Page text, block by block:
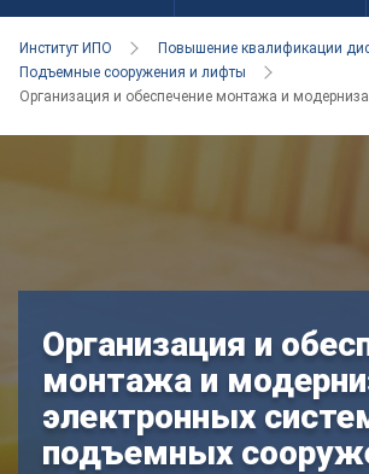
Институт ИПО
Повышение квалификации
Подъемные сооружения и лифты
Организация и обеспечение монтажа и
Организация и
монтажа и
электронных
подъемных